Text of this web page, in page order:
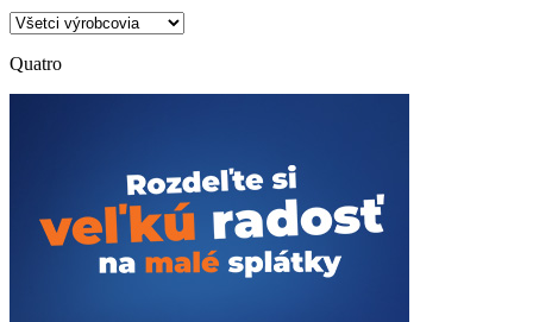
Quatro